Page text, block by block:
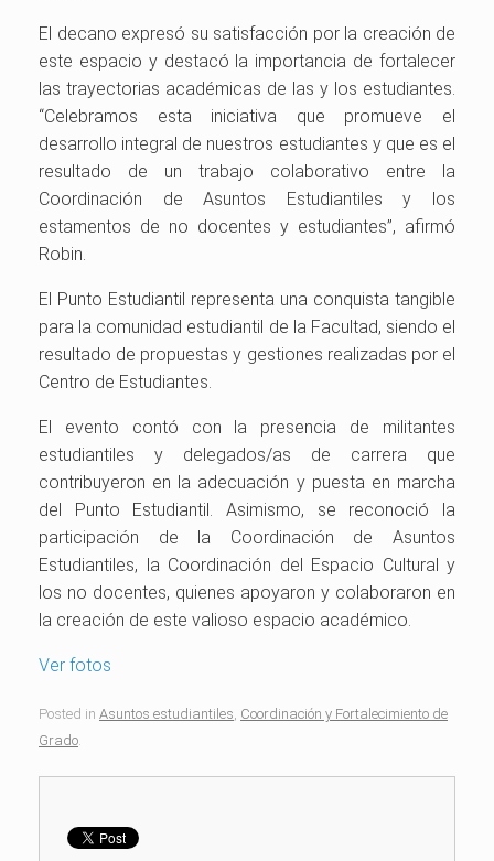
El decano expresó su satisfacción por la creación de
este espacio y destacó la importancia de fortalecer
las trayectorias académicas de las y los estudiantes.
“Celebramos esta iniciativa que promueve el
desarrollo integral de nuestros estudiantes y que es el
resultado de un trabajo colaborativo entre la
Coordinación de Asuntos Estudiantiles y los
estamentos de no docentes y estudiantes”, afirmó
Robin.
El Punto Estudiantil representa una conquista tangible
para la comunidad estudiantil de la Facultad, siendo el
resultado de propuestas y gestiones realizadas por el
Centro de Estudiantes.
El evento contó con la presencia de militantes
estudiantiles y delegados/as de carrera que
contribuyeron en la adecuación y puesta en marcha
del Punto Estudiantil. Asimismo, se reconoció la
participación de la Coordinación de Asuntos
Estudiantiles, la Coordinación del Espacio Cultural y
los no docentes, quienes apoyaron y colaboraron en
la creación de este valioso espacio académico.
Ver fotos
Posted in Asuntos estudiantiles Coordinación y Fortalecimiento de
Grado